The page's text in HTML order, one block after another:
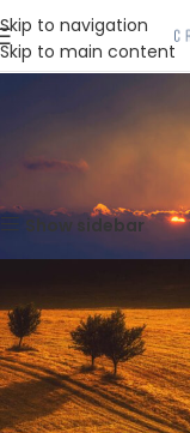
Skip to navigation
Skip to main content
Strona główna
Show sidebar